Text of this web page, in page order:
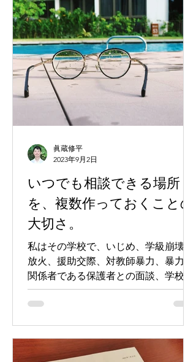
て、心理学的側面から解説します
いつでも相談できる場所
を、複数作っておくことの
大切さ。
私はその学校で、いじめ、学級崩壊、
放火、援助交際、対教師暴力、暴力団
関係者である保護者との面談、学校側
のもみ消し、生徒の死など、おそらく
教育現場で起こり得る全ての問題を、
眞蔵修平
2023年9月2日